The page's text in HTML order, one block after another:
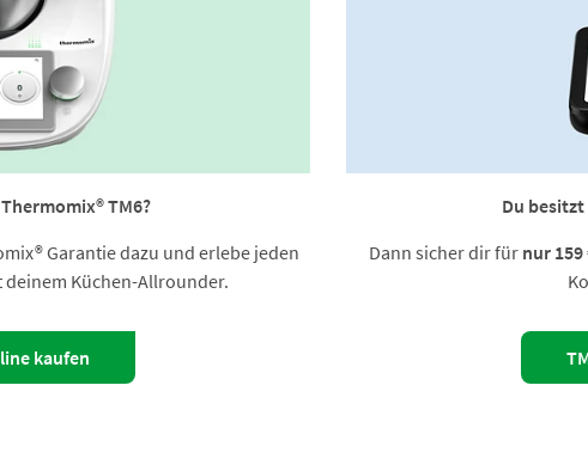
TM6?
Garantie dazu und erlebe jeden
Küchen-Allrounder.
kaufen
Du
Dann sicher dir für nur 159